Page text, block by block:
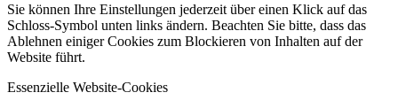
Sie können Ihre Einstellungen jederzeit über einen Klick auf das
Schloss-Symbol unten links ändern. Beachten Sie bitte, dass das
Ablehnen einiger Cookies zum Blockieren von Inhalten auf der
Website führt.
Essenzielle Website-Cookies